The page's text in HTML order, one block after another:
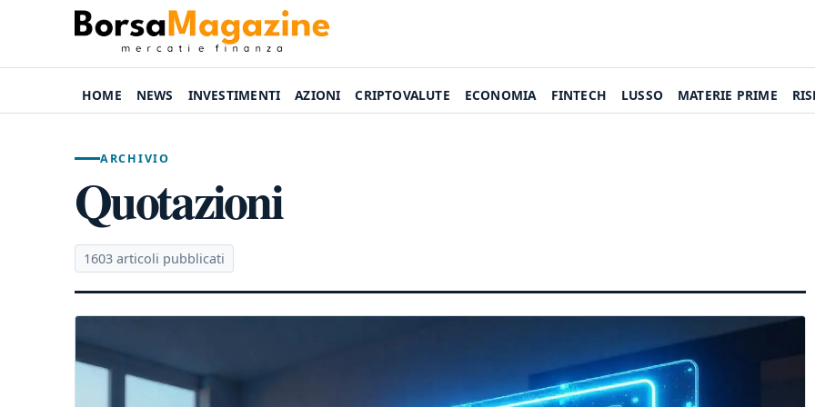
HOME NEWS INVESTIMENTI AZIONI CRIPTOVALUTE ECONOMIA FINTECH LUSSO MATERIE PRIME
ARCHIVIO
Quotazioni
1603 articoli pubblicati